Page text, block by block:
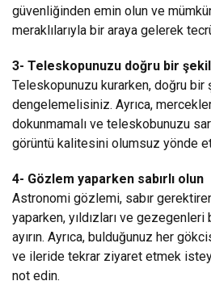
güvenliğinden emin olun ve
meraklılarıyla bir araya gelerek
3- Teleskopunuzu doğru bir
Teleskopunuzu kurarken, doğru bir
dengelemelisiniz. Ayrıca,
dokunmamalı ve teleskobunuzu
görüntü kalitesini olumsuz yönde
4- Gözlem yaparken sabırlı olun
Astronomi gözlemi, sabır
yaparken, yıldızları ve
ayırın. Ayrıca, bulduğunuz her
ve ileride tekrar ziyaret etmek
not edin.